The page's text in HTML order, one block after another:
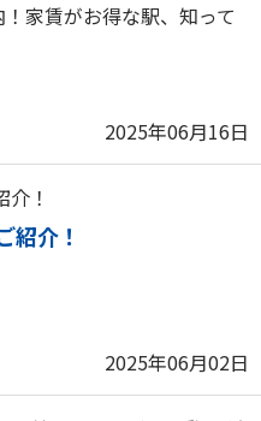
家賃がお得な駅、知って
2025年06月16日
紹介！
2025年06月02日